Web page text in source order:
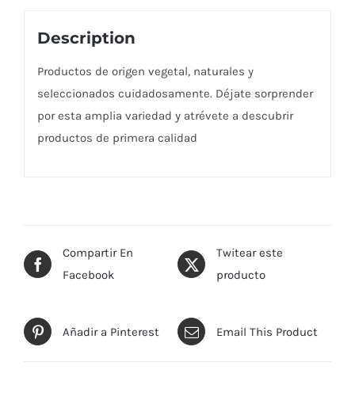
Description
Productos de origen vegetal, naturales y
seleccionados cuidadosamente. Déjate sorprender
por esta amplia variedad y atrévete a descubrir
productos de primera calidad
Compartir En
Facebook
Twitear este
producto
Añadir a Pinterest Email This Product